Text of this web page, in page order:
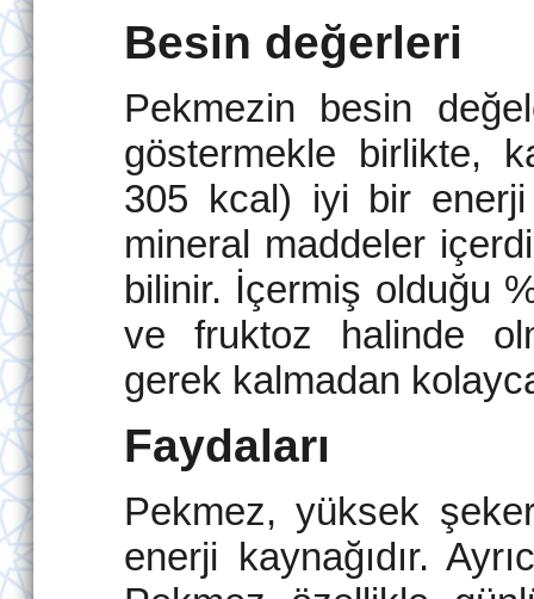
Besin değerleri
Pekmezin besin
göstermekle birlikte,
305 kcal) iyi bir enerji
mineral maddeler
bilinir. İçermiş olduğu
ve fruktoz halinde
gerek kalmadan
Faydaları
Pekmez, yüksek
enerji kaynağıdır.